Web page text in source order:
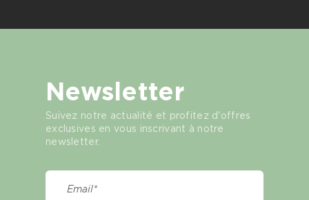
Newsletter
Suivez notre actualité et profitez d'offres
exclusives en vous inscrivant à notre
newsletter.